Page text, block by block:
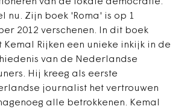
nu. Zijn boek 'Roma' is op 1
2012 verschenen. In dit boek
Kemal Rijken een unieke inkijk in de
van de Nederlandse
Hij kreeg als eerste
journalist het vertrouwen
alle betrokkenen. Kemal